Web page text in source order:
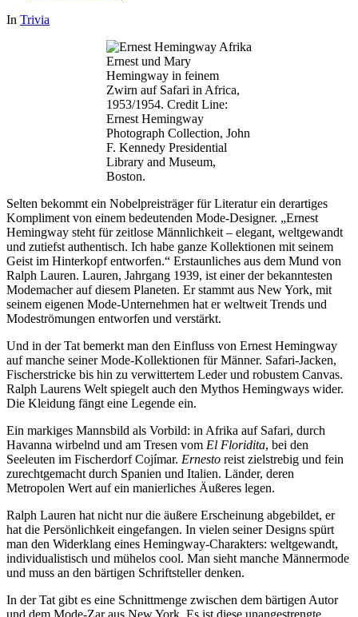
In Trivia
Ernest und Mary
Hemingway in feinem
Zwirn auf Safari in Africa,
1953/1954. Credit Line:
Ernest Hemingway
Photograph Collection, John
F. Kennedy Presidential
Library and Museum,
Boston.
Selten bekommt ein Nobelpreisträger für Literatur ein derartiges
Kompliment von einem bedeutenden Mode-Designer. „Ernest
Hemingway steht für zeitlose Männlichkeit – elegant, weltgewandt
und zutiefst authentisch. Ich habe ganze Kollektionen mit seinem
Geist im Hinterkopf entworfen.“ Erstaunliches aus dem Mund von
Ralph Lauren. Lauren, Jahrgang 1939, ist einer der bekanntesten
Modemacher auf diesem Planeten. Er stammt aus New York, mit
seinem eigenen Mode-Unternehmen hat er weltweit Trends und
Modeströmungen entworfen und verstärkt.
Und in der Tat bemerkt man den Einfluss von Ernest Hemingway
auf manche seiner Mode-Kollektionen für Männer. Safari-Jacken,
Fischerstricke bis hin zu verwittertem Leder und robustem Canvas.
Ralph Laurens Welt spiegelt auch den Mythos Hemingways wider.
Die Kleidung fängt eine Legende ein.
Ein markiges Mannsbild als Vorbild: in Afrika auf Safari, durch
Havanna wirbelnd und am Tresen vom El Floridita, bei den
Seeleuten im Fischerdorf Cojímar. Ernesto reist zielstrebig und fein
zurechtgemacht durch Spanien und Italien. Länder, deren
Metropolen Wert auf ein manierliches Äußeres legen.
Ralph Lauren hat nicht nur die äußere Erscheinung abgebildet, er
hat die Persönlichkeit eingefangen. In vielen seiner Designs spürt
man den Widerklang eines Hemingway-Charakters: weltgewandt,
individualistisch und mühelos cool. Man sieht manche Männermode
und muss an den bärtigen Schriftsteller denken.
In der Tat gibt es eine Schnittmenge zwischen dem bärtigen Autor
und dem Mode-Zar aus New York. Es ist diese unangestrengte